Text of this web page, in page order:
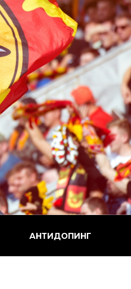
АНТИДОПИНГ